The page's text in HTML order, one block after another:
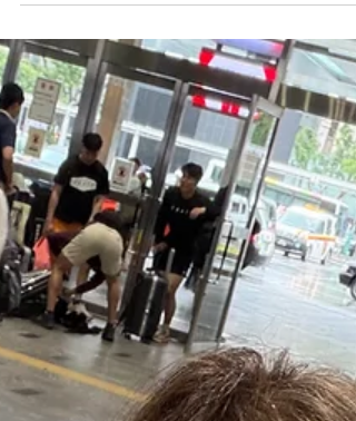
のは、搬送予定日の約1週間前でした。 今回は、
患者さんの状態を確認しながら、病院スタッフの
皆さまと搬送方法や必要な医療機器について何度
も打ち合わせを重ね、当日に向けて準備を進めま
した。 当日は、医師、ME（臨床工学技士）、そ
してハーネスケアの看護師が同行する体制で搬送
を開始。 人工呼吸器を使用したままの移動予定
したが、自発呼吸が認められるためドクターの判
断で自発呼吸状態で搬送を行いました。 しかし
いつ呼吸器が必要になるかわからない状況であ
り、万が一に備えて人工呼吸器、医療酸素、アン
ビューバッグも準備し、一つひとつ確認しながら
ICUを出発しました。 病室を出てから車両への移
乗、そして転院先までの搬送。 すべての場面で
それぞれの専門職が役割を果たし、連携を取りな
がら患者さんの安全を第一に進めていきます。
の日は真夏の強い日差しの中での搬送となりまし